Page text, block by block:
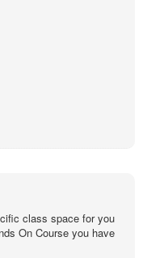
class space for you
On Course you have